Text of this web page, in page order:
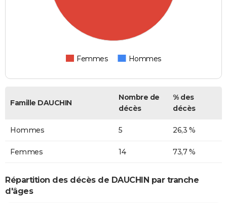
Femmes Hommes
Famille DAUCHIN
Nombre de
décès
% des
décès
Hommes 5 26,3 %
Femmes 14 73,7 %
Répartition des décès de DAUCHIN par tranche
d'âges